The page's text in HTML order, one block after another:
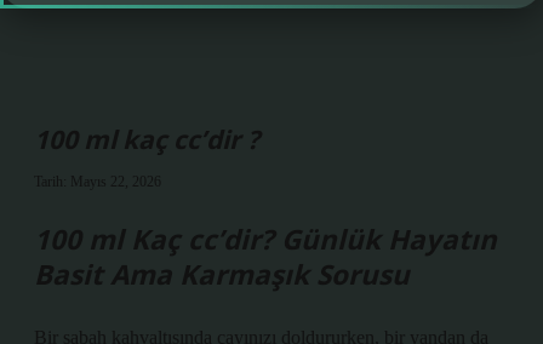
100 ml kaç cc’dir ?
Tarih: Mayıs 22, 2026
100 ml Kaç cc’dir? Günlük Hayatın
Basit Ama Karmaşık Sorusu
Bir sabah kahvaltısında çayınızı doldururken, bir yandan da